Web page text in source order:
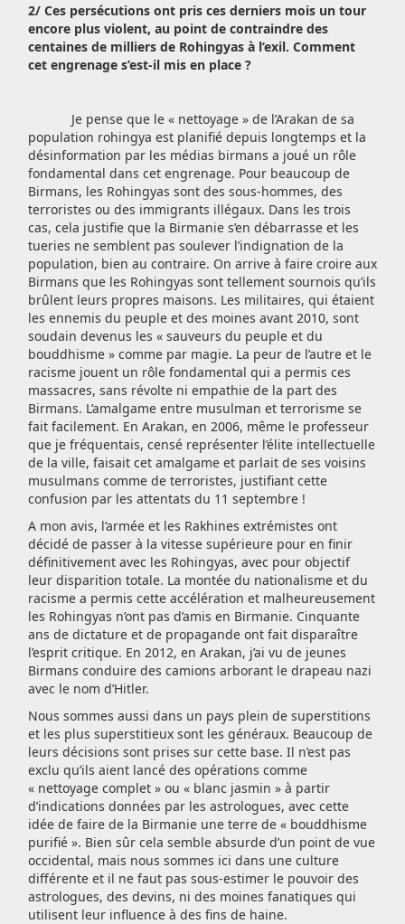
2/ Ces persécutions ont pris ces derniers mois un tour
encore plus violent, au point de contraindre des
centaines de milliers de Rohingyas à l’exil. Comment
cet engrenage s’est-il mis en place ?
Je pense que le « nettoyage » de l’Arakan de sa
population rohingya est planifié depuis longtemps et la
désinformation par les médias birmans a joué un rôle
fondamental dans cet engrenage. Pour beaucoup de
Birmans, les Rohingyas sont des sous-hommes, des
terroristes ou des immigrants illégaux. Dans les trois
cas, cela justifie que la Birmanie s’en débarrasse et les
tueries ne semblent pas soulever l’indignation de la
population, bien au contraire. On arrive à faire croire aux
Birmans que les Rohingyas sont tellement sournois qu’ils
brûlent leurs propres maisons. Les militaires, qui étaient
les ennemis du peuple et des moines avant 2010, sont
soudain devenus les « sauveurs du peuple et du
bouddhisme » comme par magie. La peur de l’autre et le
racisme jouent un rôle fondamental qui a permis ces
massacres, sans révolte ni empathie de la part des
Birmans. L’amalgame entre musulman et terrorisme se
fait facilement. En Arakan, en 2006, même le professeur
que je fréquentais, censé représenter l’élite intellectuelle
de la ville, faisait cet amalgame et parlait de ses voisins
musulmans comme de terroristes, justifiant cette
confusion par les attentats du 11 septembre !
A mon avis, l’armée et les Rakhines extrémistes ont
décidé de passer à la vitesse supérieure pour en finir
définitivement avec les Rohingyas, avec pour objectif
leur disparition totale. La montée du nationalisme et du
racisme a permis cette accélération et malheureusement
les Rohingyas n’ont pas d’amis en Birmanie. Cinquante
ans de dictature et de propagande ont fait disparaître
l’esprit critique. En 2012, en Arakan, j’ai vu de jeunes
Birmans conduire des camions arborant le drapeau nazi
avec le nom d’Hitler.
Nous sommes aussi dans un pays plein de superstitions
et les plus superstitieux sont les généraux. Beaucoup de
leurs décisions sont prises sur cette base. Il n’est pas
exclu qu’ils aient lancé des opérations comme
« nettoyage complet » ou « blanc jasmin » à partir
d’indications données par les astrologues, avec cette
idée de faire de la Birmanie une terre de « bouddhisme
purifié ». Bien sûr cela semble absurde d’un point de vue
occidental, mais nous sommes ici dans une culture
différente et il ne faut pas sous-estimer le pouvoir des
astrologues, des devins, ni des moines fanatiques qui
utilisent leur influence à des fins de haine.